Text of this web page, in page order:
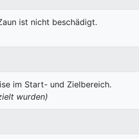
ist nicht beschädigt.
im Start- und Zielbereich.
wurden)